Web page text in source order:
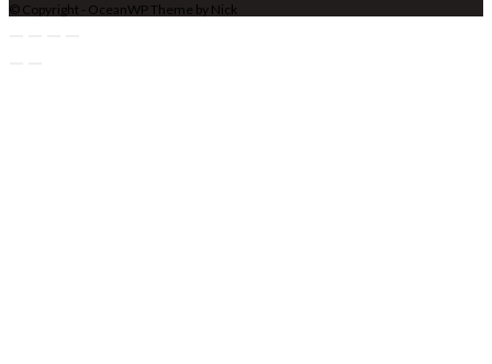
© Copyright - OceanWP Theme by Nick